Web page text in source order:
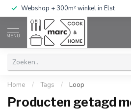
Webshop + 300m² winkel in Elst
MENU
Home / Tags / Loop
Producten getagd